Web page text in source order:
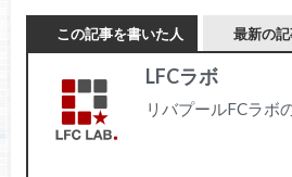
この記事を書いた人 最新の
LFCラボ
リバプールFCラボ